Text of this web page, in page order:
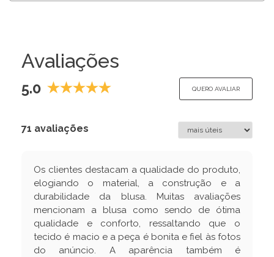
Avaliações
5.0 QUERO AVALIAR
71 avaliações
Os clientes destacam a qualidade do produto,
elogiando o material, a construção e a
durabilidade da blusa. Muitas avaliações
mencionam a blusa como sendo de ótima
qualidade e conforto, ressaltando que o
tecido é macio e a peça é bonita e fiel às fotos
do anúncio. A aparência também é